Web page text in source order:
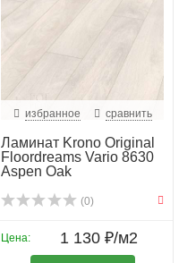
избранное сравнить
Ламинат Krono Original
Floordreams Vario 8630
Aspen Oak
(0)
Цена: 1 130 ₽/м2